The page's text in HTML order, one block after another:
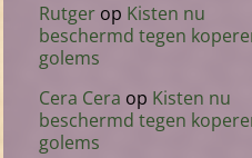
Rutger op Kisten nu
beschermd tegen
golems
Cera Cera op Kisten nu
beschermd tegen
golems